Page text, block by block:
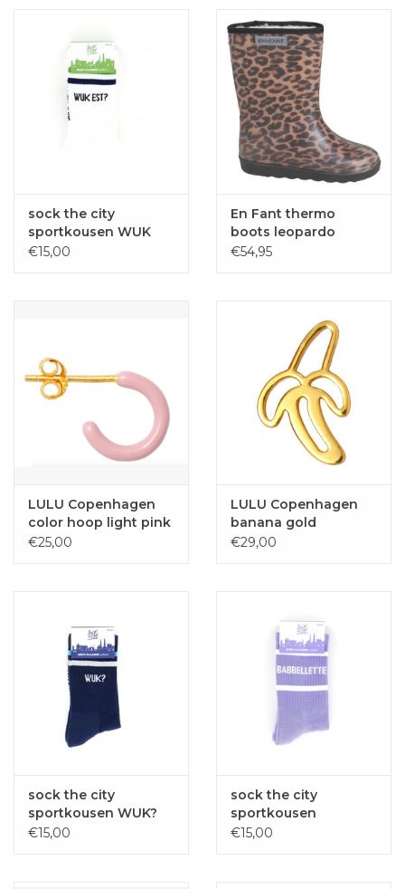
sock the city
sportkousen WUK
EST? wit
€15,00
En Fant thermo
boots leopardo
€54,95
LULU Copenhagen
color hoop light pink
€25,00
LULU Copenhagen
banana gold
€29,00
sock the city
sportkousen WUK?
marine
€15,00
sock the city
sportkousen
BABBELLETTE paars
€15,00